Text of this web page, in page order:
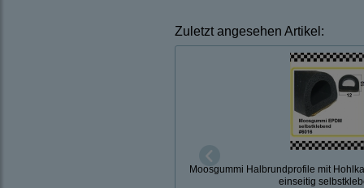
Zuletzt angesehen Artikel:
Moosgummi Halbrundprofile mit
einseitig